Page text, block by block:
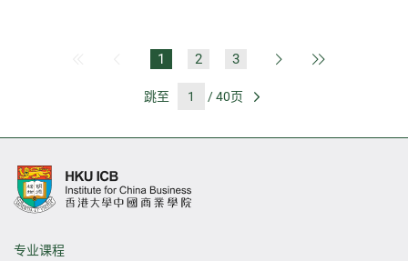
上一页
1 2 3 下一页
跳至 / 40页
专业课程